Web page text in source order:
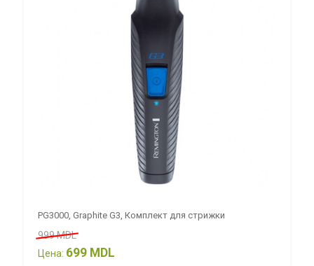
PG3000, Graphite G3, Комплект для стрижки
999 MDL
Цена: 699 MDL